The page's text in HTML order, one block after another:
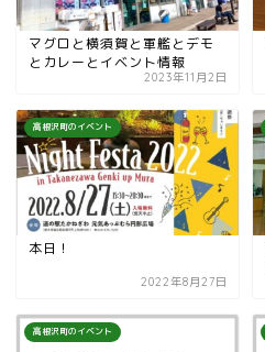
マグロと横須賀と軍艦とデモ
とカレーとイベント情報
2023年11月2日
高根沢町のイベント
本日！
2022年8月27日
高根沢町のイベント